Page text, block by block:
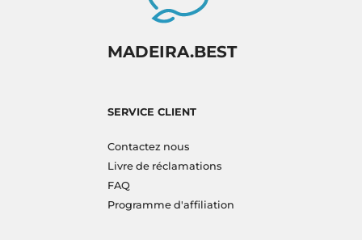
MADEIRA.BEST
SERVICE CLIENT
Contactez nous
Livre de réclamations
FAQ
Programme d'affiliation